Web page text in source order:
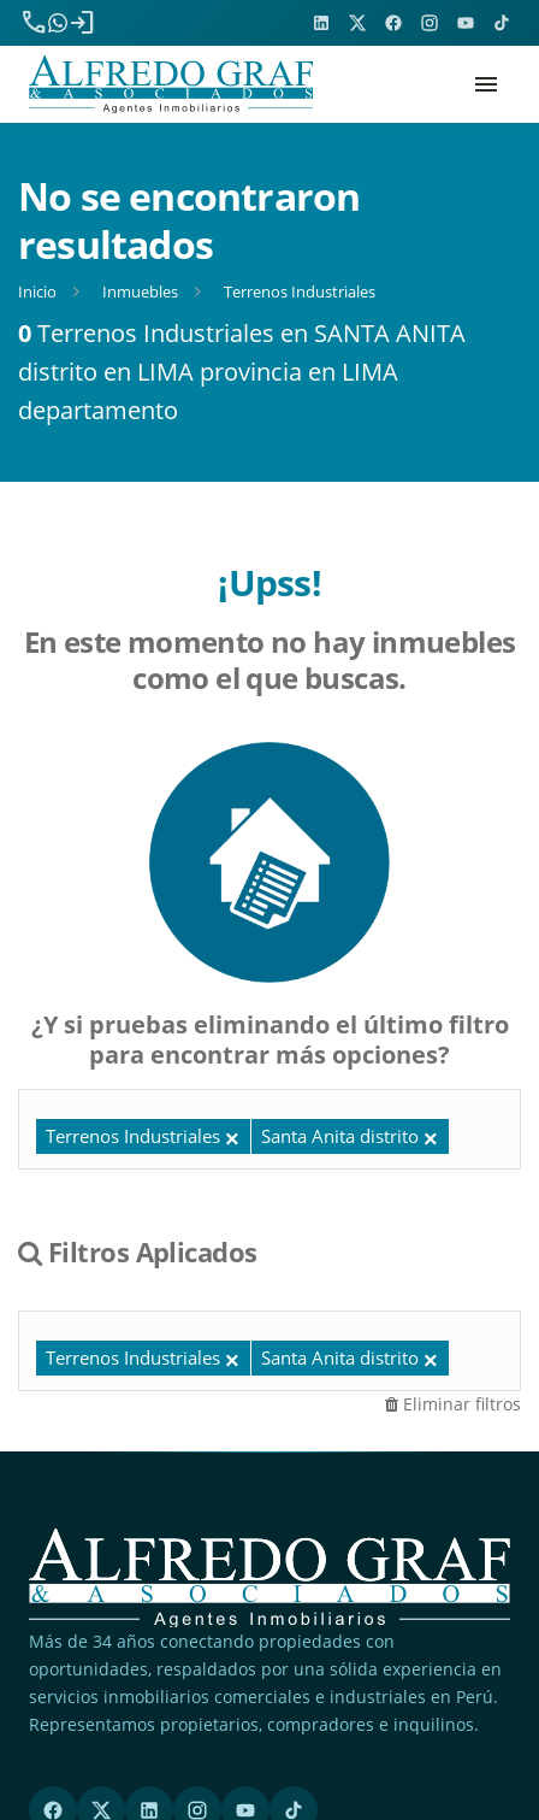
phone
login
menu
No se encontraron
resultados
Inicio Inmuebles Terrenos Industriales
0Terrenos Industriales en SANTA ANITA
distrito en LIMA provincia en LIMA
departamento
¡Upss!
En este momento no hay inmuebles
como el que buscas.
¿Y si pruebas eliminando el último filtro
para encontrar más opciones?
Terrenos Industriales Santa Anita distrito
Filtros Aplicados
Terrenos Industriales Santa Anita distrito
Eliminar filtros
Más de 34 años conectando propiedades con
oportunidades, respaldados por una sólida experiencia en
servicios inmobiliarios comerciales e industriales en Perú.
Representamos propietarios, compradores e inquilinos.